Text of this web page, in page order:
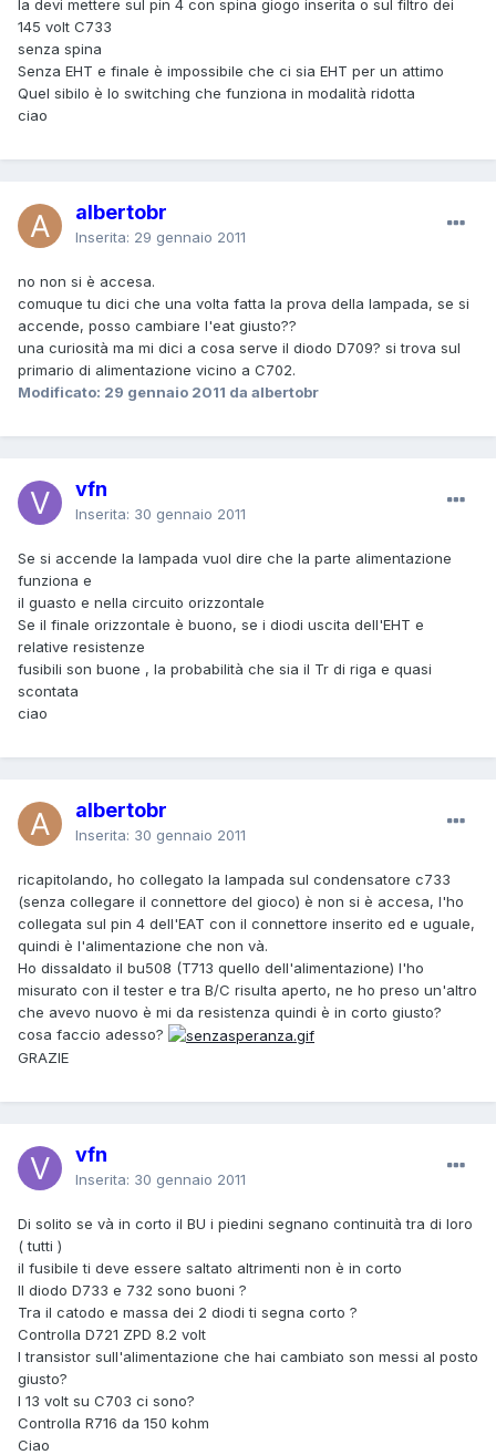
la devi mettere sul pin 4 con spina giogo inserita o sul filtro dei
145 volt C733
senza spina
Senza EHT e finale è impossibile che ci sia EHT per un attimo
Quel sibilo è lo switching che funziona in modalità ridotta
ciao
albertobr
Inserita: 29 gennaio 2011
no non si è accesa.
comuque tu dici che una volta fatta la prova della lampada, se si
accende, posso cambiare l'eat giusto??
una curiosità ma mi dici a cosa serve il diodo D709? si trova sul
primario di alimentazione vicino a C702.
Modificato: 29 gennaio 2011 da albertobr
vfn
Inserita: 30 gennaio 2011
Se si accende la lampada vuol dire che la parte alimentazione
funziona e
il guasto e nella circuito orizzontale
Se il finale orizzontale è buono, se i diodi uscita dell'EHT e
relative resistenze
fusibili son buone , la probabilità che sia il Tr di riga e quasi
scontata
ciao
albertobr
Inserita: 30 gennaio 2011
ricapitolando, ho collegato la lampada sul condensatore c733
(senza collegare il connettore del gioco) è non si è accesa, l'ho
collegata sul pin 4 dell'EAT con il connettore inserito ed e uguale,
quindi è l'alimentazione che non và.
Ho dissaldato il bu508 (T713 quello dell'alimentazione) l'ho
misurato con il tester e tra B/C risulta aperto, ne ho preso un'altro
che avevo nuovo è mi da resistenza quindi è in corto giusto?
cosa faccio adesso?
GRAZIE
vfn
Inserita: 30 gennaio 2011
Di solito se và in corto il BU i piedini segnano continuità tra di loro
( tutti )
il fusibile ti deve essere saltato altrimenti non è in corto
Il diodo D733 e 732 sono buoni ?
Tra il catodo e massa dei 2 diodi ti segna corto ?
Controlla D721 ZPD 8.2 volt
I transistor sull'alimentazione che hai cambiato son messi al posto
giusto?
I 13 volt su C703 ci sono?
Controlla R716 da 150 kohm
Ciao